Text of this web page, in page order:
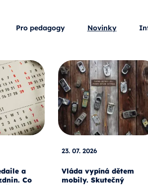
Pro pedagogy Novinky
a
Co
23. 07. 2026
Vláda vypíná dětem
mobily. Skutečný